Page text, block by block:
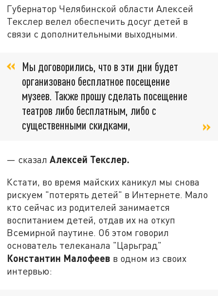
Губернатор Челябинской области Алексей
Текслер велел обеспечить досуг детей в
связи с дополнительными выходными.
Мы договорились, что в эти дни будет
организовано бесплатное посещение
музеев. Также прошу сделать посещение
театров либо бесплатным, либо с
существенными скидками,
— сказал Алексей Текслер.
Кстати, во время майских каникул мы снова
рискуем "потерять детей" в Интернете. Мало
кто сейчас из родителей занимается
воспитанием детей, отдав их на откуп
Всемирной паутине. Об этом говорил
основатель телеканала "Царьград"
Константин Малофеев в одном из своих
интервью: